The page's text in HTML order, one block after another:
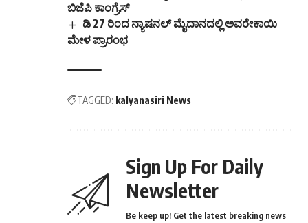
ಬಿಜೆಪಿ ಕಾಂಗ್ರೆಸ್
ಡಿ 27 ರಿಂದ ನ್ಯಾಷನಲ್ ಮೈದಾನದಲ್ಲಿ ಅವರೇಕಾಯಿ
ಮೇಳ ಪ್ರಾರಂಭ
TAGGED: kalyanasiri News
Sign Up For Daily
Newsletter
Be keep up! Get the latest breaking news